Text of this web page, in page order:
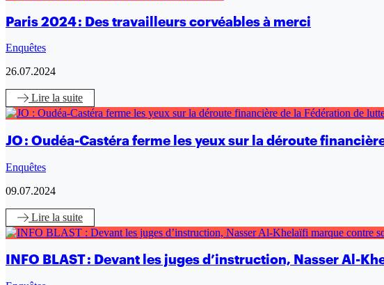
Paris 2024 : Des travailleurs corvéables à merci
Enquêtes
26.07.2024
Lire la suite
JO : Oudéa-Castéra ferme les yeux sur la déroute
Enquêtes
09.07.2024
Lire la suite
INFO BLAST : Devant les juges d’instruction, Nasser Al-